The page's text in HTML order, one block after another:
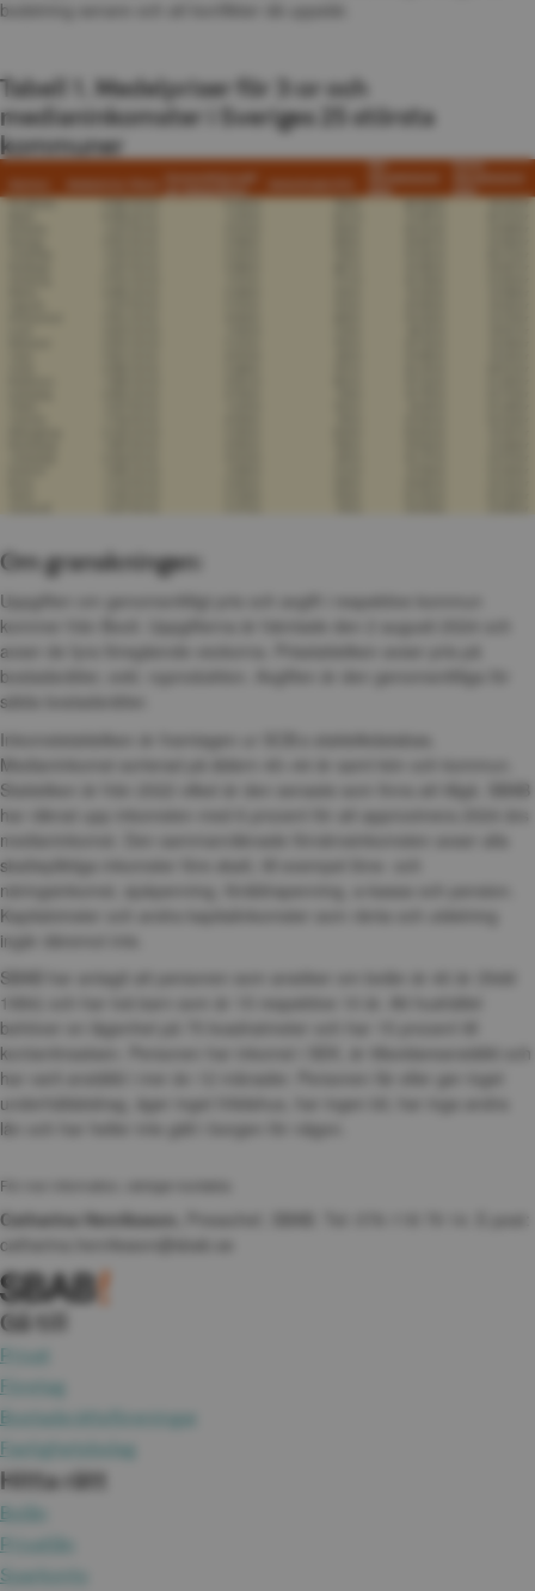
bodelning senare och att konflikter då uppstår.
Tabell 1. Medelpriser för 3:or och
medianinkomster i Sveriges 25 största
kommuner
Om granskningen:
Uppgiften om genomsnittligt pris och avgift i respektive kommun
kommer från Booli. Uppgifterna är hämtade den 2 augusti 2024 och
avser de fyra föregående veckorna. Prisstatistiken avser pris på
bostadsrätter, exkl. nyproduktion. Avgiften är den genomsnittliga för
sålda bostadsrätter.
Inkomststatistiken är framtagen ur SCB:s statistikdatabas.
Medianinkomst sorterad på åldern 40–44 år samt kön och kommun.
Statistiken är från 2022 vilket är den senaste som finns att tillgå. SBAB
har räknat upp inkomsten med 6 procent för att approximera 2024 års
medianinkomst. Den sammanräknade förvärvsinkomsten avser alla
skattepliktiga inkomster före skatt, till exempel löne- och
näringsinkomst, sjukpenning, föräldrapenning, a-kassa och pension.
Kapitalvinster och andra kapitalinkomster som ränta och utdelning
ingår däremot inte.
SBAB har antagit att personen som ansöker om bolån är 40 år (född
1984) och har två barn som är 15 respektive 10 år. Att hushållet
behöver en lägenhet på 75 kvadratmeter och har 15 procent till
kontantinsatsen. Personen har inkomst i SEK, är tillsvidareanställd och
har varit anställd i mer än 12 månader. Personen får eller ger inget
underhållsbidrag, äger inget fritidshus, har ingen bil, har inga andra
lån och har heller inte gått i borgen för någon.
För mer information, vänligen kontakta:
Catharina Henriksson,
catharina.henriksson@sbab.se
Gå till
Privat
Företag
Bostadsrättsföreningar
Fastighetsbolag
Hitta rätt
Bolån
Privatlån
Sparkonto